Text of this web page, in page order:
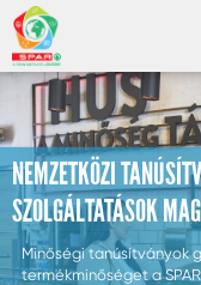
NEMZETKÖZI
SZOLGÁLTATÁSOK
Minőségi tanúsítványok
termékminőséget a